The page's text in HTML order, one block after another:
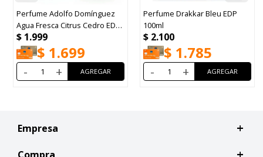
Domínguez
Cedro EDT
Perfume Drakkar Bleu EDP
100ml
1.785
-
Perfume
-
Empresa